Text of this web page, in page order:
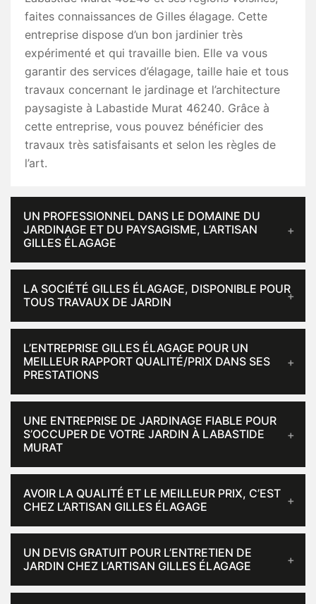
faites connaissances de Gilles élagage. Cette
entreprise dispose d’un bon jardinier très
expérimenté et qui travaille bien. Elle va vous
garantir des services d’élagage, taille haie et tous
travaux concernant le jardinage et l’architecture
paysagiste à Labastide Murat 46240. Grâce à
cette entreprise, vous pouvez bénéficier des
travaux très satisfaisants et selon les règles de
l’art.
UN PROFESSIONNEL DANS LE DOMAINE DU
JARDINAGE ET DU PAYSAGISME, L’ARTISAN
GILLES ÉLAGAGE
LA SOCIÉTÉ GILLES ÉLAGAGE, DISPONIBLE POUR
TOUS TRAVAUX DE JARDIN
L’ENTREPRISE GILLES ÉLAGAGE POUR UN
MEILLEUR RAPPORT QUALITÉ/PRIX DANS SES
PRESTATIONS
UNE ENTREPRISE DE JARDINAGE FIABLE POUR
S’OCCUPER DE VOTRE JARDIN À LABASTIDE
MURAT
AVOIR LA QUALITÉ ET LE MEILLEUR PRIX, C’EST
CHEZ L’ARTISAN GILLES ÉLAGAGE
UN DEVIS GRATUIT POUR L’ENTRETIEN DE
JARDIN CHEZ L’ARTISAN GILLES ÉLAGAGE